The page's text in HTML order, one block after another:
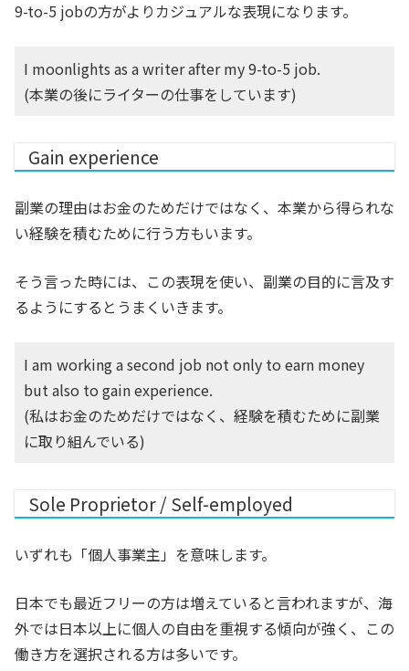
9-to-5 jobの方がよりカジュアルな表現になります。
I moonlights as a writer after my 9-to-5 job.
(本業の後にライターの仕事をしています)
Gain experience
副業の理由はお金のためだけではなく、本業から得られな
い経験を積むために行う方もいます。
そう言った時には、この表現を使い、副業の目的に言及す
るようにするとうまくいきます。
I am working a second job not only to earn money
but also to gain experience.
(私はお金のためだけではなく、経験を積むために副業
に取り組んでいる)
Sole Proprietor / Self-employed
いずれも「個人事業主」を意味します。
日本でも最近フリーの方は増えていると言われますが、海
外では日本以上に個人の自由を重視する傾向が強く、この
働き方を選択される方は多いです。